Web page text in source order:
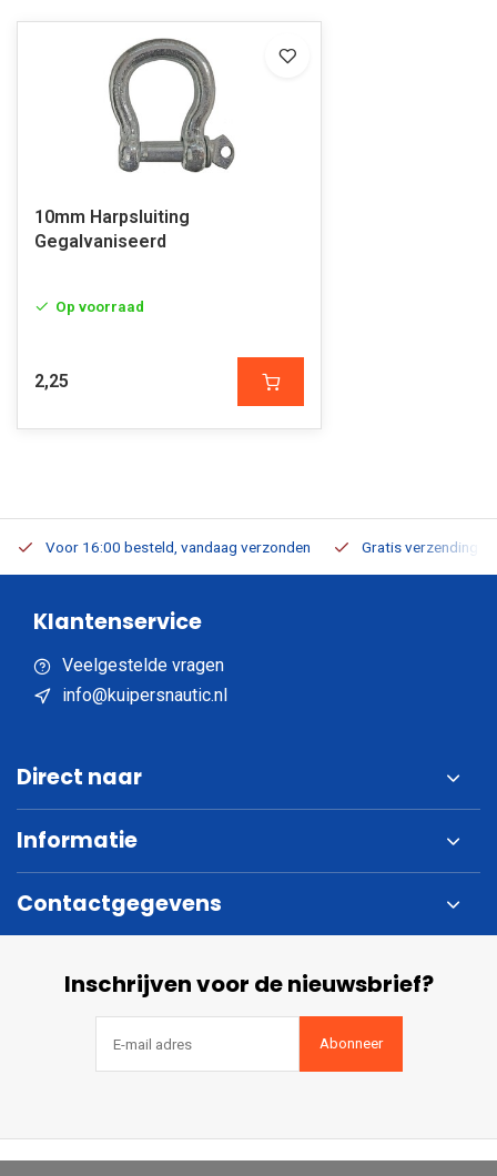
10mm Harpsluiting
Gegalvaniseerd
Op voorraad
2,25
Voor 16:00 besteld, vandaag verzonden Gratis verzending
Klantenservice
Veelgestelde vragen
info@kuipersnautic.nl
Direct naar
Informatie
Contactgegevens
Inschrijven voor de nieuwsbrief?
Abonneer